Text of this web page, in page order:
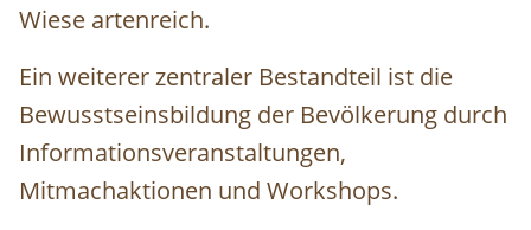
Wiese artenreich.
Ein weiterer zentraler Bestandteil ist die
Bewusstseinsbildung der Bevölkerung durch
Informationsveranstaltungen,
Mitmachaktionen und Workshops.